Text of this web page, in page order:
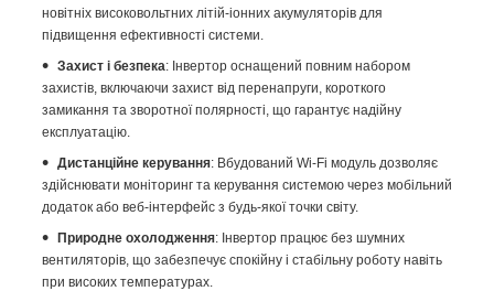
новітніх високовольтних літій-іонних акумуляторів для
підвищення ефективності системи.
Захист і безпека: Інвертор оснащений повним набором
захистів, включаючи захист від перенапруги, короткого
замикання та зворотної полярності, що гарантує надійну
експлуатацію.
Дистанційне керування: Вбудований Wi-Fi модуль дозволяє
здійснювати моніторинг та керування системою через мобільний
додаток або веб-інтерфейс з будь-якої точки світу.
Природне охолодження: Інвертор працює без шумних
вентиляторів, що забезпечує спокійну і стабільну роботу навіть
при високих температурах.